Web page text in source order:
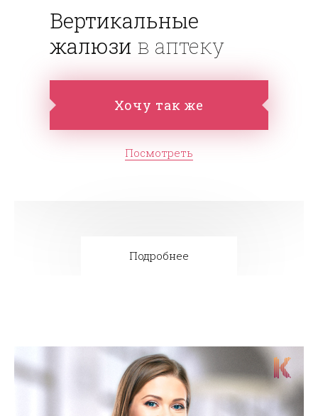
Вертикальные
жалюзи в аптеку
Хочу так же
Посмотреть
Подробнее